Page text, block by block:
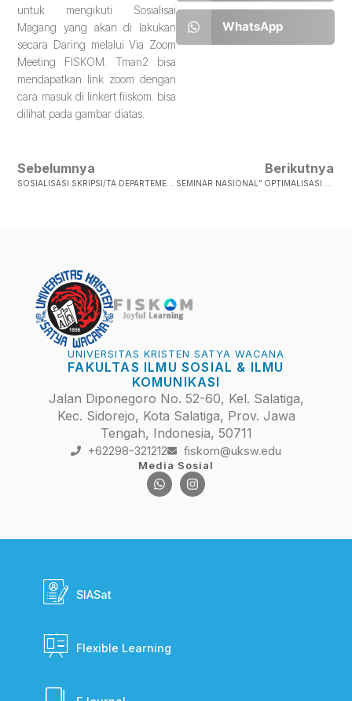
untuk mengikuti Sosialisai
Magang yang akan di lakukan
secara Daring melalui Via Zoom
Meeting FISKOM. Tman2 bisa
mendapatkan link zoom dengan
cara masuk di linkert fiiskom. bisa
dilihat pada gambar diatas.
WhatsApp
Sebelumnya Berikutnya
UNIVERSITAS KRISTEN SATYA WACANA
FAKULTAS ILMU SOSIAL & ILMU
KOMUNIKASI
Jalan Diponegoro No. 52-60, Kel. Salatiga,
Kec. Sidorejo, Kota Salatiga, Prov. Jawa
Tengah, Indonesia, 50711
+62298-321212 fiskom@uksw.edu
Media Sosial
SIASat
Flexible Learning